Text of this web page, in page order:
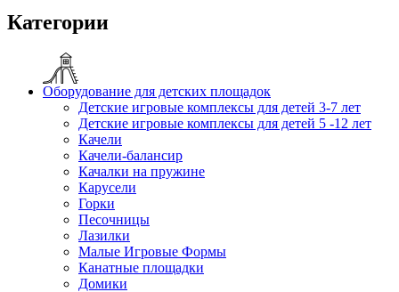
Категории
Оборудование для детских площадок
Детские игровые комплексы для детей 3-7 лет
Детские игровые комплексы для детей 5 -12 лет
Качели
Качели-балансир
Качалки на пружине
Карусели
Горки
Песочницы
Лазилки
Малые Игровые Формы
Канатные площадки
Домики